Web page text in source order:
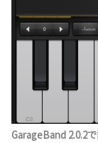
GarageBand 2.0.2